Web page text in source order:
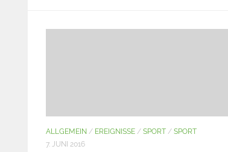
ALLGEMEIN / EREIGNISSE / SPORT / SPORT
7. JUNI 2016